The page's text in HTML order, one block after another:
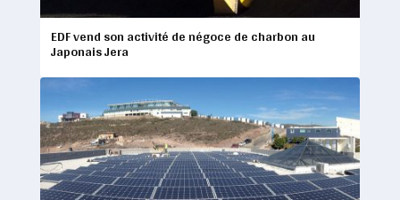
EDF vend son activité de négoce de charbon au
Japonais Jera